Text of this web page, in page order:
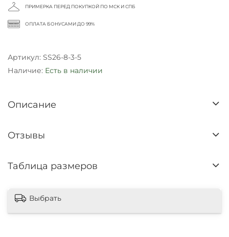
ПРИМЕРКА ПЕРЕД ПОКУПКОЙ ПО МСК И СПБ
ОПЛАТА БОНУСАМИ ДО 99%
Артикул: SS26-8-3-5
Наличие: Есть в наличии
Описание
Отзывы
Таблица размеров
Выбрать